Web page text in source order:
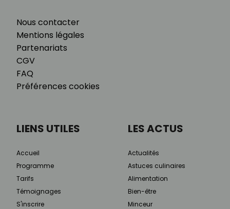
Nous contacter
Mentions légales
Partenariats
CGV
FAQ
Préférences cookies
LIENS UTILES
Accueil
Programme
Tarifs
Témoignages
S'inscrire
LES ACTUS
Actualités
Astuces culinaires
Alimentation
Bien-être
Minceur